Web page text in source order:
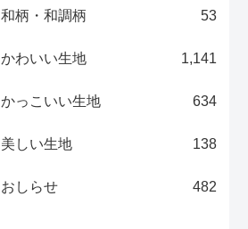
和柄・和調柄 53
かわいい生地 1,141
かっこいい生地 634
美しい生地 138
おしらせ 482